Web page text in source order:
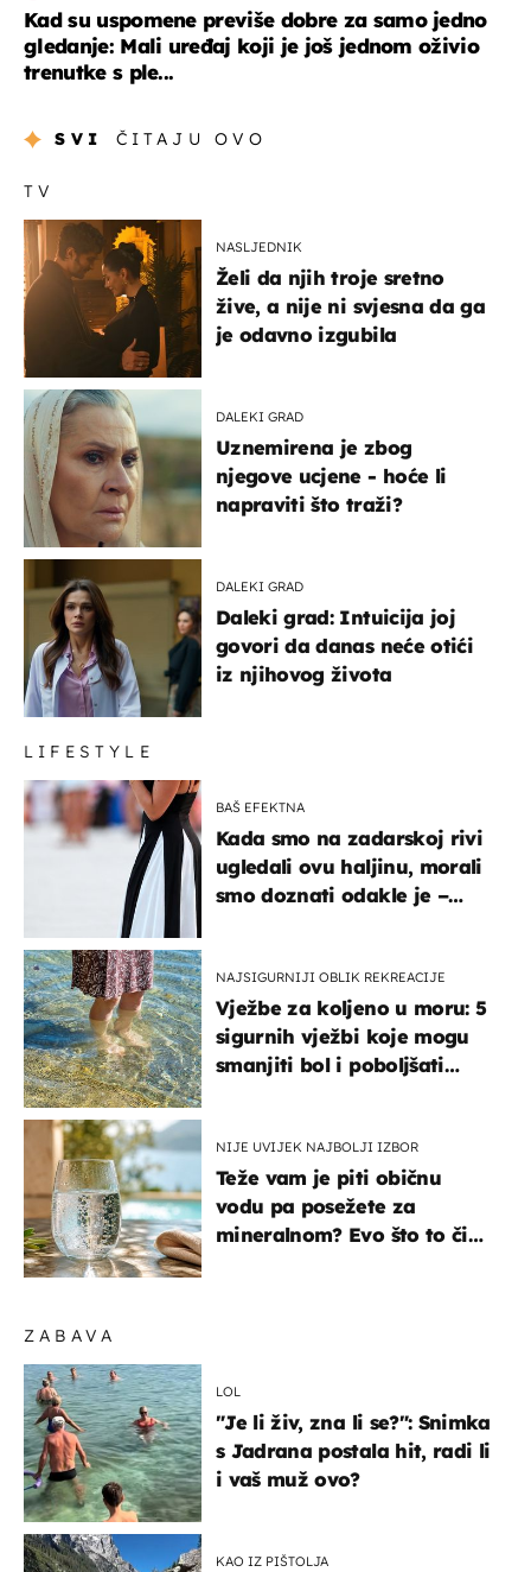
Kad su uspomene previše dobre za samo jedno
gledanje: Mali uređaj koji je još jednom oživio
trenutke s ple...
SVI ČITAJU OVO
ZABAVA
LOL
"Je li živ, zna li se?": Snimka
s Jadrana postala hit, radi li
i vaš muž ovo?
KAO IZ PIŠTOLJA
TV
NASLJEDNIK
Želi da njih troje sretno
žive, a nije ni svjesna da ga
je odavno izgubila
DALEKI GRAD
Uznemirena je zbog
njegove ucjene - hoće li
napraviti što traži?
DALEKI GRAD
Daleki grad: Intuicija joj
govori da danas neće otići
iz njihovog života
LIFESTYLE
BAŠ EFEKTNA
Kada smo na zadarskoj rivi
ugledali ovu haljinu, morali
smo doznati odakle je –
NAJSIGURNIJI OBLIK REKREACIJE
Vježbe za koljeno u moru: 5
sigurnih vježbi koje mogu
smanjiti bol i poboljšati
NIJE UVIJEK NAJBOLJI IZBOR
Teže vam je piti običnu
vodu pa posežete za
mineralnom? Evo što to čini